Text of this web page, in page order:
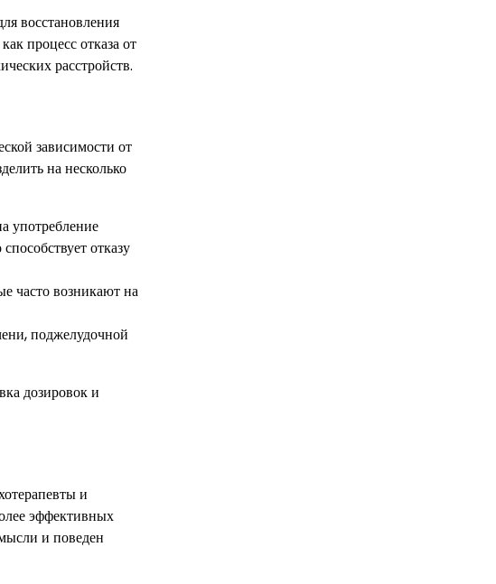
восстановления
процесс отказа от
расстройств.
зависимости от
на несколько
употребление
отказу
часто возникают на
поджелудочной
дозировок и
и
эффективных
и поведен